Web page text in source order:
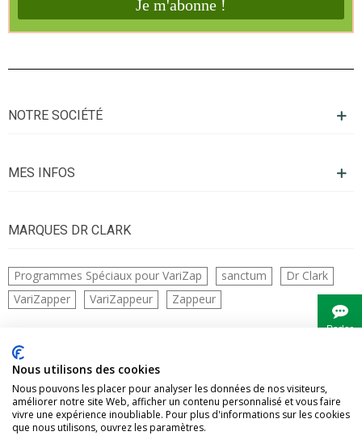
NOTRE SOCIÉTÉ
MES INFOS
MARQUES DR CLARK
Programmes Spéciaux pour VariZap sanctum
Dr Clark
VariZapper
VariZappeur Zappeur
CONTACTS
Parler
Nous utilisons des cookies
Nous pouvons les placer pour analyser les données de nos visiteurs,
améliorer notre site Web, afficher un contenu personnalisé et vous faire
vivre une expérience inoubliable. Pour plus d'informations sur les cookies
que nous utilisons, ouvrez les paramètres.